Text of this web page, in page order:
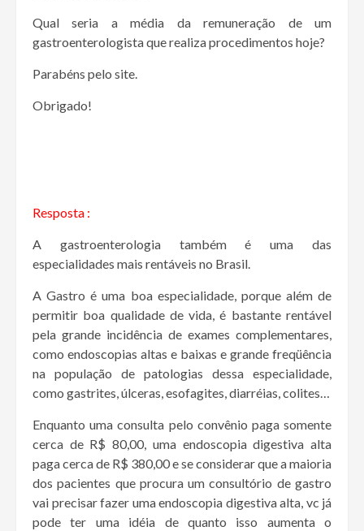
Qual seria a média da remuneração de um
gastroenterologista que realiza procedimentos hoje?
Parabéns pelo site.
Obrigado!
Resposta :
A gastroenterologia também é uma das
especialidades mais rentáveis no Brasil.
A Gastro é uma boa especialidade, porque além de
permitir boa qualidade de vida, é bastante rentável
pela grande incidência de exames complementares,
como endoscopias altas e baixas e grande freqüência
na população de patologias dessa especialidade,
como gastrites, úlceras, esofagites, diarréias, colites…
Enquanto uma consulta pelo convênio paga somente
cerca de R$ 80,00, uma endoscopia digestiva alta
paga cerca de R$ 380,00 e se considerar que a maioria
dos pacientes que procura um consultório de gastro
vai precisar fazer uma endoscopia digestiva alta, vc já
pode ter uma idéia de quanto isso aumenta o